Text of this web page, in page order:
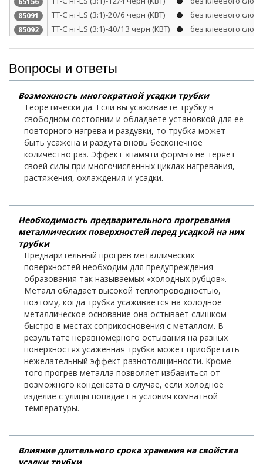
85091 ТТ-С нг-LS (3:1)-20/6 черн (КВТ) без клеевого слоя
85092 ТТ-С нг-LS (3:1)-40/13 черн (КВТ) без клеевого слоя
Вопросы и ответы
Возможность многократной усадки трубки
Теоретически да. Если вы усаживаете трубку в
свободном состоянии и обладаете установкой для ее
повторного нагрева и раздувки, то трубка может
быть усажена и раздута вновь бесконечное
количество раз. Эффект «памяти формы» не теряет
своей силы при многочисленных циклах нагревания,
растяжения, охлаждения и усадки.
Необходимость предварительного прогревания
металлических поверхностей перед усадкой на них
трубки
Предварительный прогрев металлических
поверхностей необходим для предупреждения
образования так называемых «холодных рубцов».
Металл обладает высокой теплопроводностью,
поэтому, когда трубка усаживается на холодное
металлическое основание она остывает слишком
быстро в местах соприкосновения с металлом. В
результате неравномерного остывания на разных
поверхностях усаженная трубка может приобретать
нежелательный эффект разнотолщинности. Кроме
того прогрев металла позволяет избавиться от
возможного конденсата в случае, если холодное
изделие с улицы попадает в условия комнатной
температуры.
Влияние длительного срока хранения на свойства